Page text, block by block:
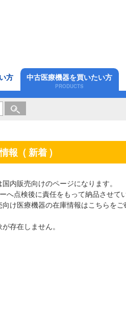
方 中古医療機器を買いたい方
PRODUCTS
報 ( 新着 )
内販売向けのページになります。
へ点検後に責任をもって納品させて
向け医療機器の在庫情報はこちらをご
存在しません。